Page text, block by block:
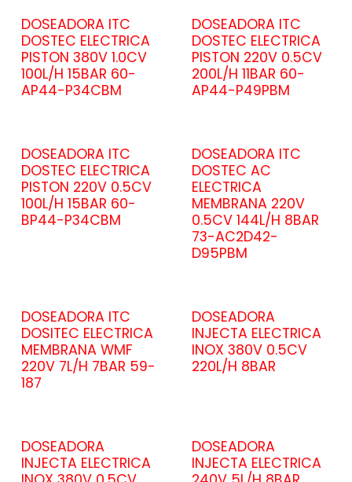
DOSEADORA ITC
DOSTEC ELECTRICA
PISTON 380V 1.0CV
100L/H 15BAR 60-
AP44-P34CBM
DOSEADORA ITC
DOSTEC ELECTRICA
PISTON 220V 0.5CV
200L/H 11BAR 60-
AP44-P49PBM
DOSEADORA ITC
DOSTEC ELECTRICA
PISTON 220V 0.5CV
100L/H 15BAR 60-
BP44-P34CBM
DOSEADORA ITC
DOSTEC AC
ELECTRICA
MEMBRANA 220V
0.5CV 144L/H 8BAR
73-AC2D42-
D95PBM
DOSEADORA ITC
DOSITEC ELECTRICA
MEMBRANA WMF
220V 7L/H 7BAR 59-
187
DOSEADORA
INJECTA ELECTRICA
INOX 380V 0.5CV
220L/H 8BAR
DOSEADORA
INJECTA ELECTRICA
DOSEADORA
INJECTA ELECTRICA